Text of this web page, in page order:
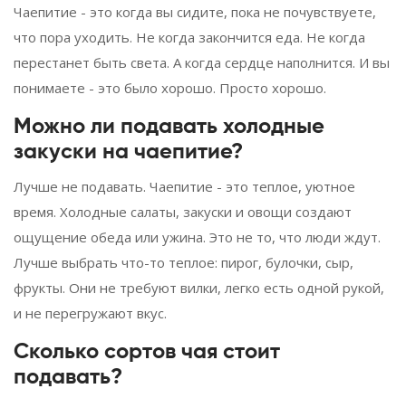
Чаепитие - это когда вы сидите, пока не почувствуете,
что пора уходить. Не когда закончится еда. Не когда
перестанет быть света. А когда сердце наполнится. И вы
понимаете - это было хорошо. Просто хорошо.
Можно ли подавать холодные
закуски на чаепитие?
Лучше не подавать. Чаепитие - это теплое, уютное
время. Холодные салаты, закуски и овощи создают
ощущение обеда или ужина. Это не то, что люди ждут.
Лучше выбрать что-то теплое: пирог, булочки, сыр,
фрукты. Они не требуют вилки, легко есть одной рукой,
и не перегружают вкус.
Сколько сортов чая стоит
подавать?